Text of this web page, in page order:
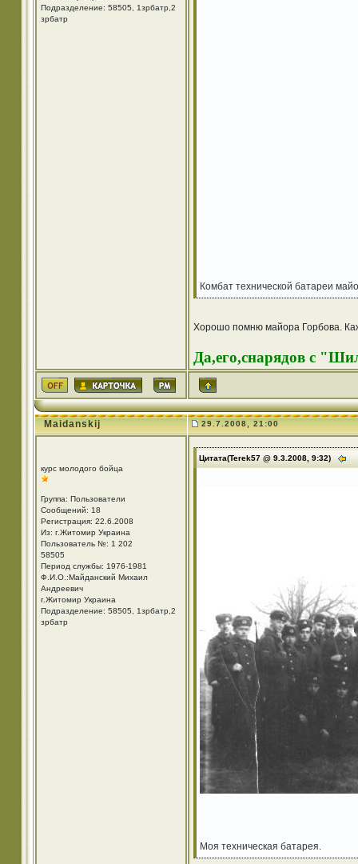
Подразделение: 58505, 1зрбатр,2
зрбатр
Комбат технической батареи
Хорошо помню майора Горбова.
Да,его,снарядов с
Maidanskij 29.7.2008, 21:00
курс молодого бойца
Группа: Пользователи
Сообщений: 18
Регистрация: 22.6.2008
Из: г.Житомир Украина
Пользователь №: 1 202
58505
Период службы: 1976-1981
Ф.И.О.:Майданский Михаил
Андреевич
г.Житомир Украина
Подразделение: 58505, 1зрбатр,2
зрбатр
Цитата(Terek57 @ 9.3.2008, 9:32)
Моя техническая батарея.